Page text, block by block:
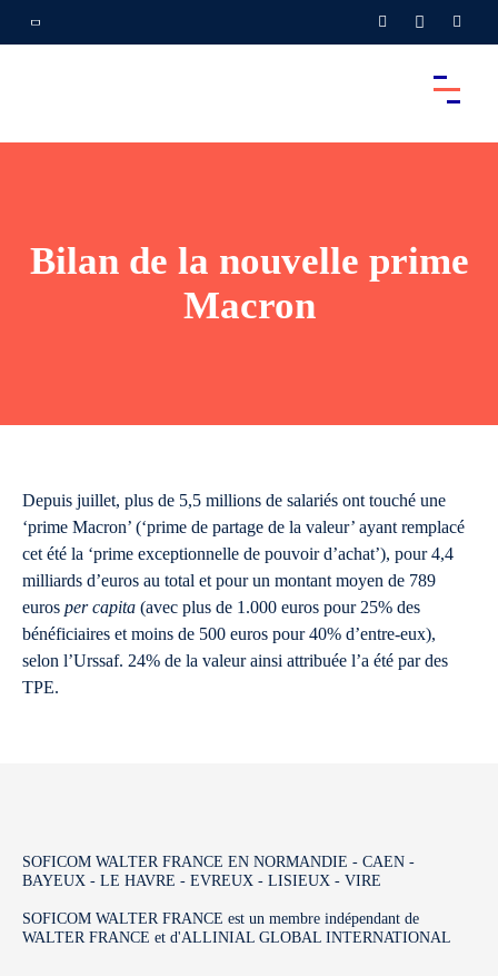
Bilan de la nouvelle prime
Macron
Depuis juillet, plus de 5,5 millions de salariés ont touché une
‘prime Macron’ (‘prime de partage de la valeur’ ayant remplacé
cet été la ‘prime exceptionnelle de pouvoir d’achat’), pour 4,4
milliards d’euros au total et pour un montant moyen de 789
euros per capita (avec plus de 1.000 euros pour 25% des
bénéficiaires et moins de 500 euros pour 40% d’entre-eux),
selon l’Urssaf. 24% de la valeur ainsi attribuée l’a été par des
TPE.
SOFICOM WALTER FRANCE EN NORMANDIE - CAEN -
BAYEUX - LE HAVRE - EVREUX - LISIEUX - VIRE
SOFICOM WALTER FRANCE est un membre indépendant de
WALTER FRANCE et d'ALLINIAL GLOBAL INTERNATIONAL